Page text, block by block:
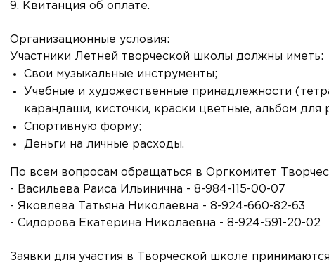
9. Квитанция об оплате.
Организационные условия:
Участники Летней творческой школы должны иметь:
Свои музыкальные инструменты;
Учебные и художественные принадлежности
карандаши, кисточки, краски цветные, альбом для
Спортивную форму;
Деньги на личные расходы.
По всем вопросам обращаться в Оргкомитет
- Васильева Раиса Ильинична - 8-984-115-00-07
- Яковлева Татьяна Николаевна - 8-924-660-82-63
- Сидорова Екатерина Николаевна - 8-924-591-20-02
Заявки для участия в Творческой школе